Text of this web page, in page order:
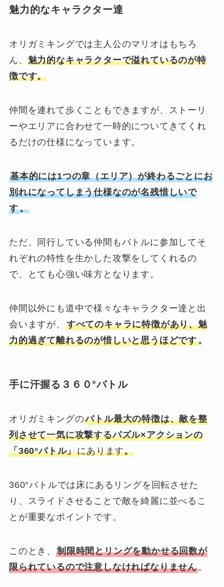
魅力的なキャラクター達
オリガミキングでは主人公のマリオはもちろ
ん、 魅力的なキャラクターで溢れているのが特
徴です。
仲間を連れて歩くこともできますが、ストーリ
ーやエリアに合わせて一時的についてきてくれ
るだけの仕様になっています。
基本的には1つの章（エリア）が終わるごとにお
別れになってしまう仕様なのが名残惜しいで
す。
ただ、同行している仲間もバトルに参加してそ
れぞれの特性を生かした攻撃をしてくれるの
で、とても心強い味方となります。
仲間以外にも道中で様々なキャラクター達と出
会いますが、 すべてのキャラに特徴があり、魅
力的過ぎて離れるのが惜しいと思うほどです。
手に汗握る３６０°バトル
オリガミキングのバトル最大の特徴は、敵を整
列させて一気に攻撃するパズル×アクションの
「360°バトル」にあります。
360°バトルでは床にあるリングを回転させた
り、スライドさせることで敵を綺麗に並べるこ
とが重要なポイントです。
このとき、 制限時間とリングを動かせる回数が
限られているので注意しなければなりません。